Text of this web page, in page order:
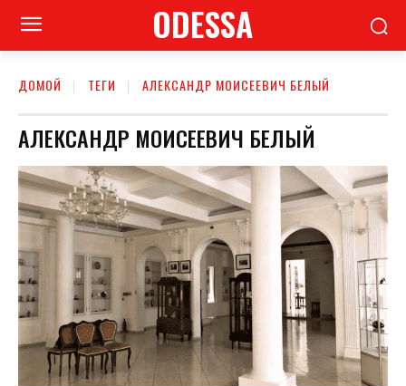
ODESSA
ДОМОЙ ТЕГИ АЛЕКСАНДР МОИСЕЕВИЧ БЕЛЫЙ
АЛЕКСАНДР МОИСЕЕВИЧ БЕЛЫЙ